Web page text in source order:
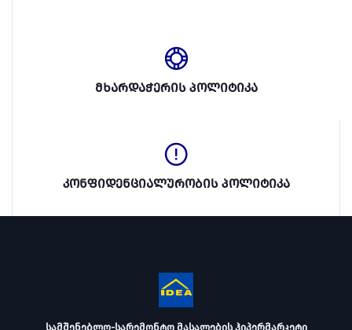
მხარდაჭერის პოლიტიკა
კონფიდენციალურობის პოლიტიკა
სამშენებლო-სარემონტო მასალების ჰიპერმარკეტი